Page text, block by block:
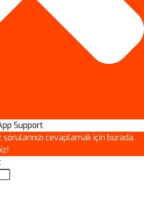
cevaplamak için burada.